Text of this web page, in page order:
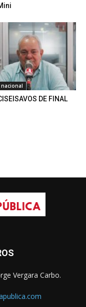
DE FINAL
Vergara Carbo.